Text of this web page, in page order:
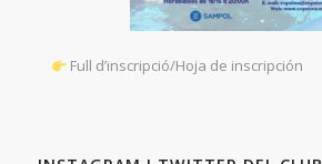
Full d’inscripció/Hoja de inscripción